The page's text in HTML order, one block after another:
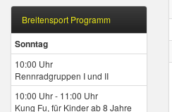
Breitensport Programm
Sonntag
10:00 Uhr
Rennradgruppen I und II
10:00 Uhr - 11:00 Uhr
Kung Fu, für Kinder ab 8 Jahre